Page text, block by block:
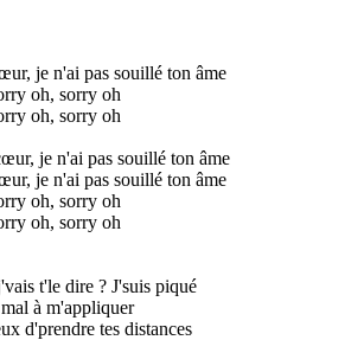
je n'ai pas souillé ton âme
oh, sorry oh
oh, sorry oh
je n'ai pas souillé ton âme
je n'ai pas souillé ton âme
oh, sorry oh
oh, sorry oh
t'le dire ? J'suis piqué
à m'appliquer
d'prendre tes distances